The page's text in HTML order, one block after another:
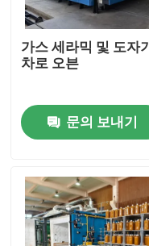
집
제품
우리에 대하여
가스 세라믹 및 도자기
차로 오븐
문의 보내기